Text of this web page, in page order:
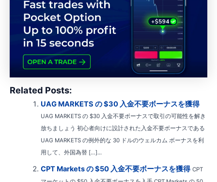
Related Posts:
UAG MARKETS の $30 入金不要ボーナスを獲得
UAG MARKETS の $30 入金不要ボーナスで取引の可能性を解き
放ちましょう 初心者向けに設計された入金不要ボーナスである
UAG MARKETS の例外的な 30 ドルのウェルカム ボーナスを利
用して、外国為替 […]...
CPT Markets の $50 入金不要ボーナスを獲得 CPT